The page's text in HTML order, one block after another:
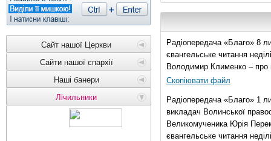
Сайт нашої Церкви
Сайти нашої єпархії
Наші банери
Лічильники
Радіопередача «Благо» 8
євангельське читання
Володимир Клименко – про
Скопіювати файл
Радіопередача «Благо» 1
викладач Волинської
Великомученика Юрія
євангельське читання